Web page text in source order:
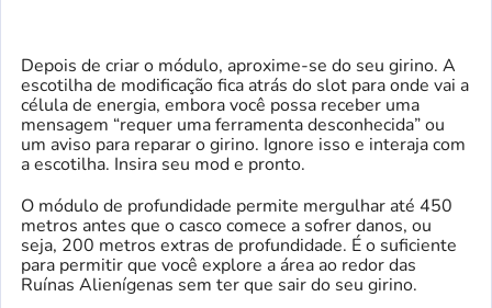
Depois de criar o módulo, aproxime-se do seu girino. A
escotilha de modificação fica atrás do slot para onde vai a
célula de energia, embora você possa receber uma
mensagem “requer uma ferramenta desconhecida” ou
um aviso para reparar o girino. Ignore isso e interaja com
a escotilha. Insira seu mod e pronto.
O módulo de profundidade permite mergulhar até 450
metros antes que o casco comece a sofrer danos, ou
seja, 200 metros extras de profundidade. É o suficiente
para permitir que você explore a área ao redor das
Ruínas Alienígenas sem ter que sair do seu girino.